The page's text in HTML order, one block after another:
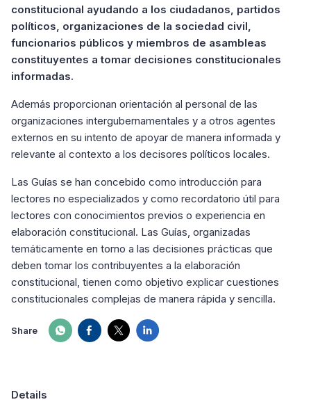
constitucional ayudando a los ciudadanos, partidos
políticos, organizaciones de la sociedad civil,
funcionarios públicos y miembros de asambleas
constituyentes a tomar decisiones constitucionales
informadas.
Además proporcionan orientación al personal de las
organizaciones intergubernamentales y a otros agentes
externos en su intento de apoyar de manera informada y
relevante al contexto a los decisores políticos locales.
Las Guías se han concebido como introducción para
lectores no especializados y como recordatorio útil para
lectores con conocimientos previos o experiencia en
elaboración constitucional. Las Guías, organizadas
temáticamente en torno a las decisiones prácticas que
deben tomar los contribuyentes a la elaboración
constitucional, tienen como objetivo explicar cuestiones
constitucionales complejas de manera rápida y sencilla.
Share
Details